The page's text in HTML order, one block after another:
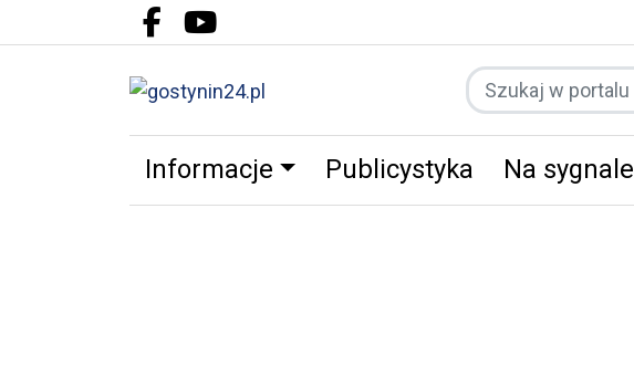
Facebook.com
Youtube.com
Informacje Publicystyka Na sygnale